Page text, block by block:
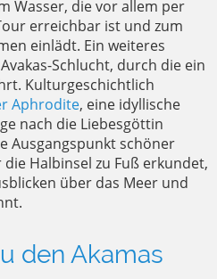
Wasser, die vor allem per
erreichbar ist und zum
einlädt. Ein weiteres
Schlucht, durch die ein
Kulturgeschichtlich
Aphrodite, eine idyllische
nach die Liebesgöttin
Ausgangspunkt schöner
Halbinsel zu Fuß erkundet,
über das Meer und
den Akamas